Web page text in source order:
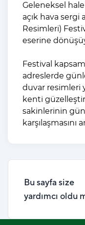
Geleneksel
açık hava sergi
Resimleri)
eserine
Festival
adreslerde
duvar resimleri
kenti
sakinlerinin
karşılaşmasını
Bu sayfa size
yardımcı oldu